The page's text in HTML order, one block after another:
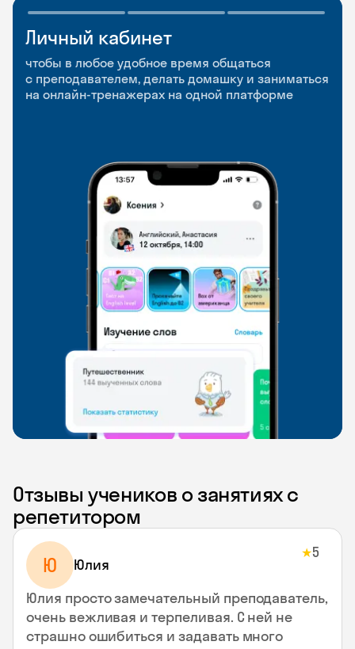
Личный кабинет
чтобы в любое удобное время общаться
с преподавателем, делать домашку и заниматься
на онлайн-тренажерах на одной платформе
Мобильное
приложение
чтобы заниматься и изучать новые слова где
и когда удобно
Разговорные клубы
и Talks
Групповые занятия для разговорной практики
и индивидуальные встречи с преподавателями
Отзывы учеников о занятиях с
репетитором
Ю Юлия
★5
Юлия просто замечательный преподаватель,
очень вежливая и терпеливая. С ней не
страшно ошибиться и задавать много